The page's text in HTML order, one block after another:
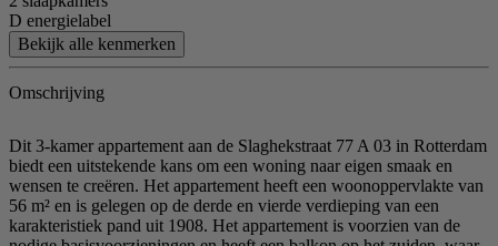
D energielabel
Bekijk alle kenmerken
Omschrijving
Dit 3-kamer appartement aan de Slaghekstraat 77 A 03 in Rotterdam
biedt een uitstekende kans om een woning naar eigen smaak en
wensen te creëren. Het appartement heeft een woonoppervlakte van
56 m² en is gelegen op de derde en vierde verdieping van een
karakteristiek pand uit 1908. Het appartement is voorzien van de